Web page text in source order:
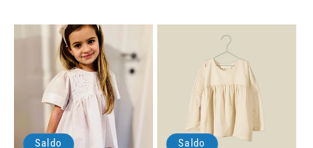
listino
Saldo Saldo